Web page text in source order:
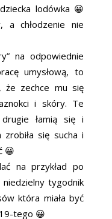
lodówka 😀
a chłodzenie nie
na odpowiednie
umysłową, to
że zechce mu się
i skóry. Te
łamią się i
się sucha i
😀
na przykład po
tygodnik
która miała być
tego 😀